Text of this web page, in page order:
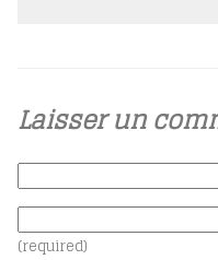
Laisser un
(required)